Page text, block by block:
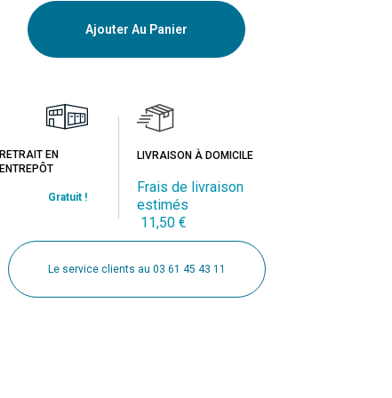
Ajouter Au Panier
RETRAIT EN
ENTREPÔT
Gratuit !
LIVRAISON À DOMICILE
Frais de livraison
estimés
11,50 €
Le service clients au 03 61 45 43 11